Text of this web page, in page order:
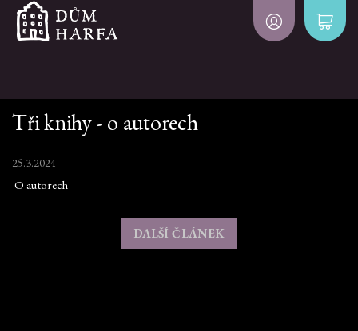
Tři knihy - o autorech
25.3.2024
O autorech
DALŠÍ ČLÁNEK